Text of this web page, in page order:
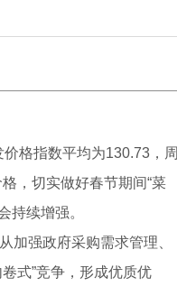
格指数平均为130.73，周
，切实做好春节期间“菜
持续增强。
加强政府采购需求管理、
式”竞争，形成优质优